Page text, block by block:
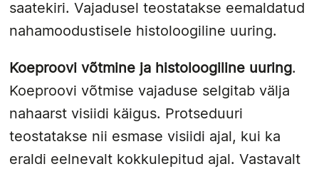
saatekiri. Vajadusel teostatakse eemaldatud
nahamoodustisele histoloogiline uuring.
Koeproovi võtmine ja histoloogiline uuring.
Koeproovi võtmise vajaduse selgitab välja
nahaarst visiidi käigus. Protseduuri
teostatakse nii esmase visiidi ajal, kui ka
eraldi eelnevalt kokkulepitud ajal. Vastavalt